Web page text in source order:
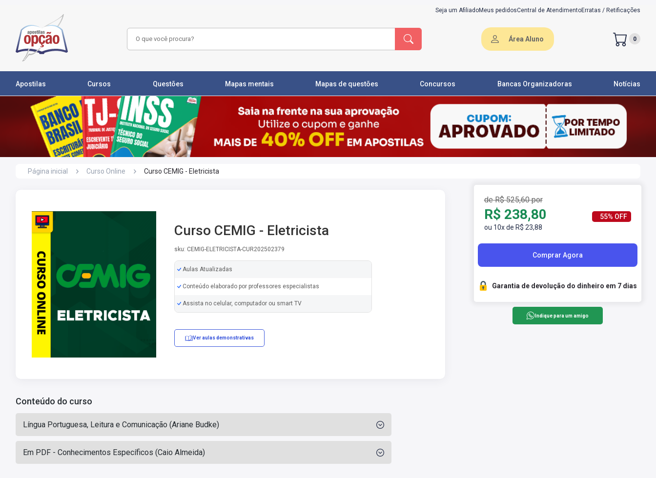
Seja um AfiliadoMeus pedidosCentral de AtendimentoErratas / Retificações
Área Aluno 0
Apostilas Cursos Questões Mapas mentais Mapas de questões Concursos Bancas Organizadoras Notícias
Página inicial Curso Online Curso CEMIG - Eletricista
Curso CEMIG - Eletricista
sku: CEMIG-ELETRICISTA-CUR202502379
Aulas Atualizadas
Conteúdo elaborado por professores especialistas
Assista no celular, computador ou smart TV
Ver aulas demonstrativas
Conteúdo do curso
Língua Portuguesa, Leitura e Comunicação (Ariane Budke)
Em PDF - Conhecimentos Específicos (Caio Almeida)
de R$ 525,60 por
R$ 238,80
ou 10x de R$ 23,88
55% OFF
Comprar Agora
Garantia de devolução do dinheiro em 7 dias
Indique para um amigo